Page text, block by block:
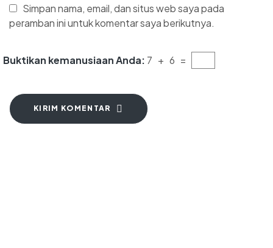
Simpan nama, email, dan situs web saya pada
peramban ini untuk komentar saya berikutnya.
Buktikan kemanusiaan Anda: 7 + 6 =
KIRIM KOMENTAR